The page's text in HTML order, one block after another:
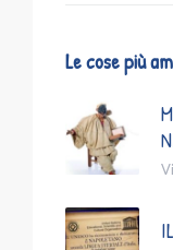
Le cose più